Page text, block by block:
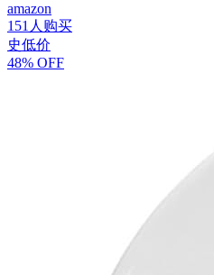
amazon
151人购买
史低价
48% OFF